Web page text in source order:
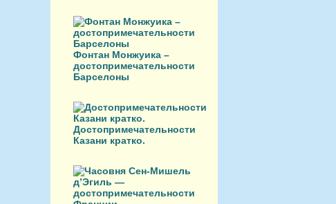
Фонтан Монжуика –
достопримечательности
Барселоны
Достопримечательности
Казани кратко.